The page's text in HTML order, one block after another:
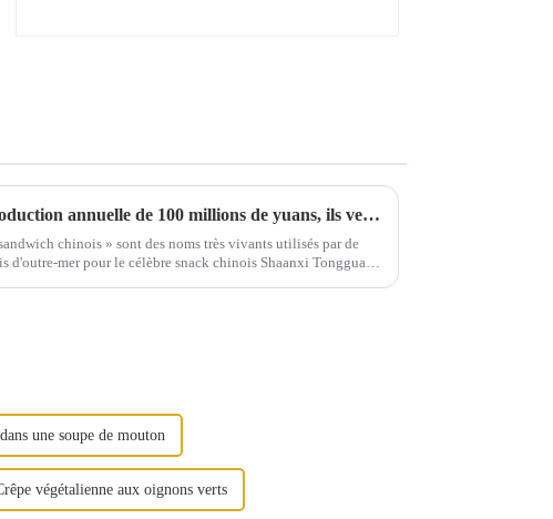
Avec une valeur de production annuelle de 100 millions de yuans, ils vendent le Tongguan Roujiamo dans le monde entier.
chinois » sont des noms très vivants utilisés par de
d'outre-mer pour le célèbre snack chinois Shaanxi Tongguan
une soupe de mouton
végétalienne aux oignons verts